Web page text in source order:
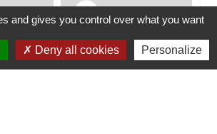
info
and gives you control over what you want
Deny all cookies Personalize